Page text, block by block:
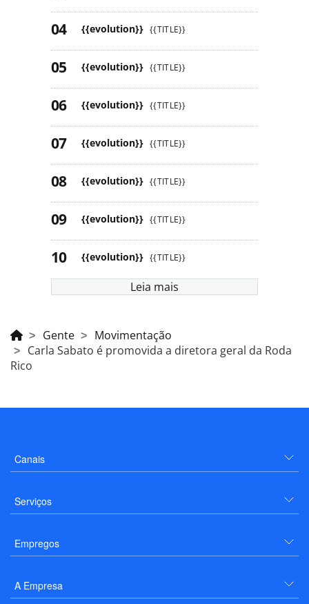
{{evolution}} {{TITLE}}
{{evolution}} {{TITLE}}
{{evolution}} {{TITLE}}
{{evolution}} {{TITLE}}
{{evolution}} {{TITLE}}
{{evolution}} {{TITLE}}
{{evolution}} {{TITLE}}
Leia mais
Gente
Movimentação
Carla Sabato é promovida a diretora geral da Roda
Rico
Canais
Serviços
Empregos
A Empresa